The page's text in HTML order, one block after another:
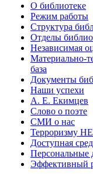
О библиотеке
Режим работы
Структура
Отделы
Независимая
Материально-
база
Документы
Наши успехи
А. Е. Екимцев
Слово о поэте
СМИ о нас
Терроризму
Доступная
Персональные
Эффективный